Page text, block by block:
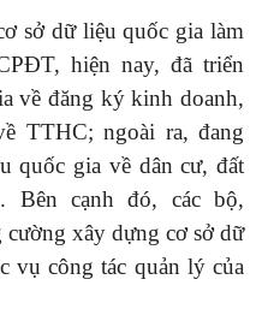
sở dữ liệu quốc gia làm
hiện nay, đã triển
về đăng ký kinh doanh,
TTHC; ngoài ra, đang
quốc gia về dân cư, đất
Bên cạnh đó, các bộ,
cường xây dựng cơ sở dữ
vụ công tác quản lý của